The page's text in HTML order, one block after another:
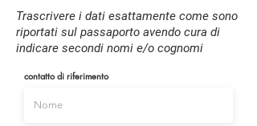
Trascrivere i dati esattamente come sono
riportati sul passaporto avendo cura di
indicare secondi nomi e/o cognomi
contatto di riferimento